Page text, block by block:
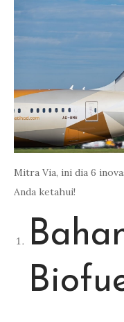
Mitra Via, ini dia 6
Anda ketahui!